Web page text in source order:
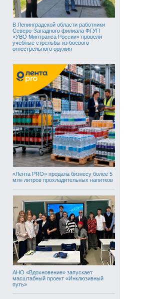
В Ленинградской области работники
Северо-Западного филиала ФГУП
«УВО Минтранса России» провели
учебные стрельбы из боевого
огнестрельного оружия
«Лента PRO» продала бизнесу более 5
млн литров прохладительных напитков
АНО «Вдохновение» запускает
масштабный проект «Инклюзивный
путь»